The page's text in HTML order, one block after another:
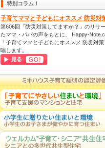
特別コラム！
子育てママと子どもにオススメ 防災対
第606回「防災対策してますか？」のリサ
たママ・パパの声をもとに、 Happy-
「子育てママと子どもにオススメ 防災対
唱します。